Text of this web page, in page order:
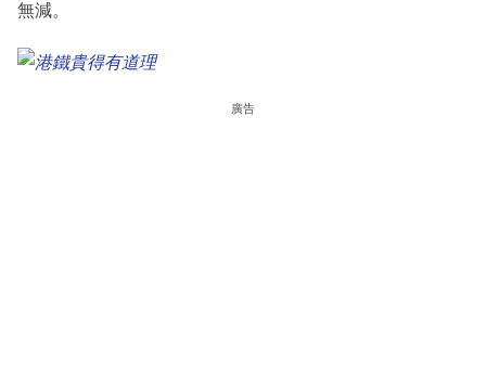
無減。
廣告